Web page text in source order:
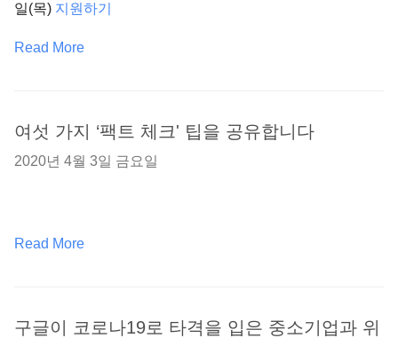
일(목) 지원하기
Read More
여섯 가지 ‘팩트 체크' 팁을 공유합니다
2020년 4월 3일 금요일
Read More
구글이 코로나19로 타격을 입은 중소기업과 위